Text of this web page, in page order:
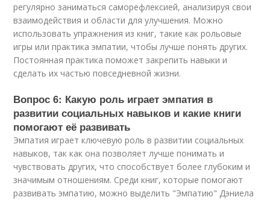
регулярно заниматься саморефлексией, анализируя свои
взаимодействия и области для улучшения. Можно
использовать упражнения из книг, такие как рольовые
игры или практика эмпатии, чтобы лучше понять других.
Постоянная практика поможет закрепить навыки и
сделать их частью повседневной жизни.
Вопрос 6: Какую роль играет эмпатия в
развитии социальных навыков и какие книги
помогают её развивать
Эмпатия играет ключевую роль в развитии социальных
навыков, так как она позволяет лучше понимать и
чувствовать других, что способствует более глубоким и
значимым отношениям. Среди книг, которые помогают
развивать эмпатию, можно выделить "Эмпатию" Дэниела